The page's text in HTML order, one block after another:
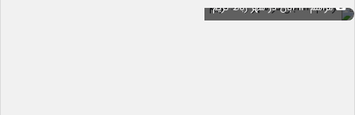
مراسم ۱۳ آبان در شهر رباط کریم